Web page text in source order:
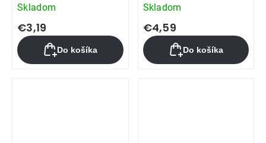
Skladom
€3,19
Do košíka
Skladom
€4,59
Do košíka